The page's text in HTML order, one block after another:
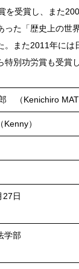
を受賞し、また
った「歴史上の世
。また2011年には
特別功労賞も受賞
（Kenichiro
）
27日
学部